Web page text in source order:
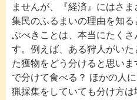
ませんが、『経済』にはさ
集民のふるまいの理由を知
ぶべきことは、本当にたく
す。例えば、ある狩人がい
た獲物をどう分けると思い
で分けて食べる？ ほかの人
猟採集をしていても分け方